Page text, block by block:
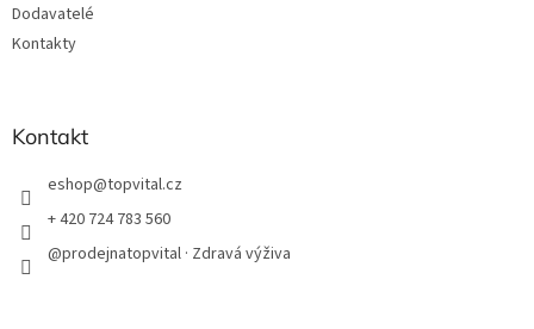
Dodavatelé
Kontakty
Kontakt
eshop@topvital.cz
+ 420 724 783 560
@prodejnatopvital · Zdravá výživa